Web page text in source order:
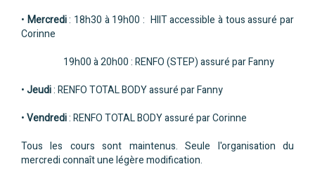
• Mercredi: 18h30 à 19h00 : HIIT accessible à tous assuré par
Corinne
19h00 à 20h00 : RENFO (STEP) assuré par Fanny
•Jeudi: RENFO TOTAL BODY assuré par Fanny
•Vendredi: RENFO TOTAL BODY assuré par Corinne
Tous les cours sont maintenus. Seule l'organisation du
mercredi connaît une légère modification.